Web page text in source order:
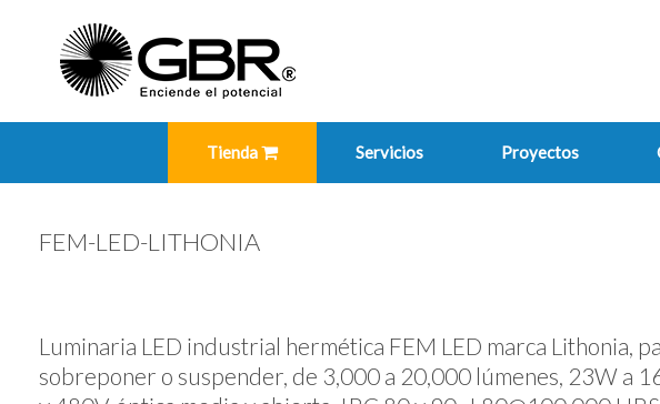
Tienda Servicios Proyectos
FEM-LED-LITHONIA
Luminaria LED industrial hermética FEM LED marca Lithonia,
sobreponer o suspender, de 3,000 a 20,000 lúmenes, 23W a